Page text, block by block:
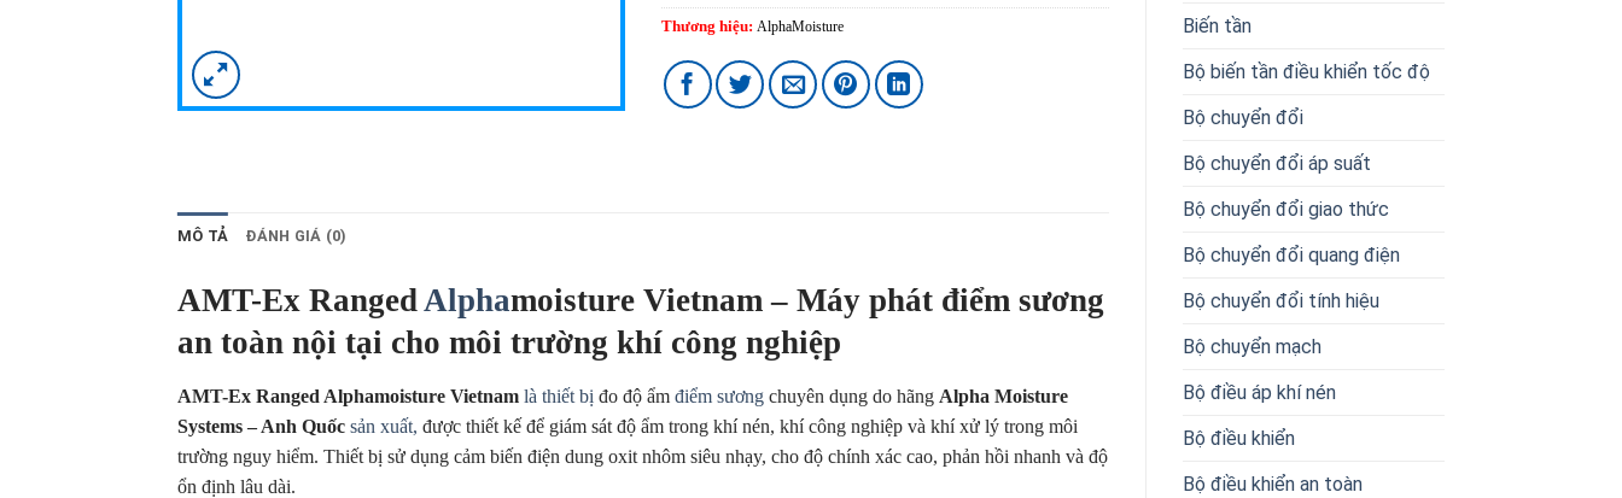
Biến tần
Bộ biến tần điều khiển tốc độ
Bộ chuyển đổi
Bộ chuyển đổi áp suất
Bộ chuyển đổi giao thức
Bộ chuyển đổi quang điện
Bộ chuyển đổi tính hiệu
Bộ chuyển mạch
Bộ điều áp khí nén
Bộ điều khiển
Bộ điều khiển an toàn
Thương hiệu: AlphaMoisture
MÔ TẢ ĐÁNH GIÁ (0)
AMT-Ex RangedAlphamoisture Vietnam – Máy phát điểm sương
an toàn nội tại cho môi trường khí công nghiệp
AMT-Ex Ranged Alphamoisture Vietnam là thiết bị đo độ ẩm điểm sương chuyên dụng do hãng Alpha Moisture
Systems – Anh Quốc sản xuất, được thiết kế để giám sát độ ẩm trong khí nén, khí công nghiệp và khí xử lý trong môi
trường nguy hiểm. Thiết bị sử dụng cảm biến điện dung oxit nhôm siêu nhạy, cho độ chính xác cao, phản hồi nhanh và độ
ổn định lâu dài.